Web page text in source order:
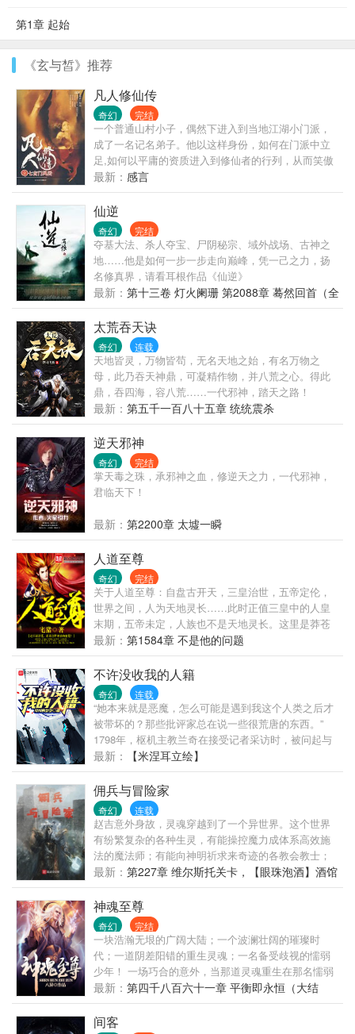
第1章 起始
《玄与皙》推荐
凡人修仙传
奇幻 完结
一个普通山村小子，偶然下进入到当地江湖小门派，
成了一名记名弟子。他以这样身份，如何在门派中立
足,如何以平庸的资质进入到修仙者的行列，从而笑傲
三界之中！
最新： 感言
仙逆
奇幻 完结
夺基大法、杀人夺宝、尸阴秘宗、域外战场、古神之
地……他是如何一步一步走向巅峰，凭一己之力，扬
名修真界，请看耳根作品《仙逆》
最新： 第十三卷 灯火阑珊 第2088章 蓦然回首（全
书完）
太荒吞天诀
奇幻 连载
天地皆灵，万物皆苟，无名天地之始，有名万物之
母，此乃吞天神鼎，可凝精作物，并八荒之心。得此
鼎，吞四海，容八荒……一代邪神，踏天之路！
最新： 第五千一百八十五章 统统震杀
逆天邪神
奇幻 完结
掌天毒之珠，承邪神之血，修逆天之力，一代邪神，
君临天下！
最新： 第2200章 太墟一瞬
人道至尊
奇幻 完结
关于人道至尊：自盘古开天，三皇治世，五帝定伦，
世界之间，人为天地灵长……此时正值三皇中的人皇
末期，五帝未定，人族也不是天地灵长。这里是莽苍
荒蛮的时代，妖神、邪神、天神，诸神林立，妖魔、
邪魔、天魔，群魔乱舞；万族并存，野蛮生长，统治
天下，而人皇已老，人族弱小，被当成祭牲和食
粮……这不是洪荒，而是狂野奔放的蛮荒！回归中国
古典神话，书写人族逆袭的蛮荒传奇，敬请阅读《人
道至尊》！
最新： 第1584章 不是他的问题
不许没收我的人籍
奇幻 连载
“她本来就是恶魔，怎么可能是遇到我这个人类之后才
被带坏的？那些批评家总在说一些很荒唐的东西。”
1798年，枢机主教兰奇在接受记者采访时，被问起与
那位流亡的魔族末裔公主的过往，以及近期魔族复苏
的迹象，他表示： “我为扞卫世界和平做出了太多努
力，我很确信，魔族在她的带领下绝无复国可能。”
…… 1802年冬天，魔族复国成功。 【请根据以上材
料，指出导致魔族复国的主要战犯是谁，并说明为什
么是兰奇。（10分）】 ——选自《帝国历史统考经典
考题集》
最新： 【米涅耳立绘】
佣兵与冒险家
奇幻 连载
赵吉意外身故，灵魂穿越到了一个异世界。这个世界
有纷繁复杂的各种生灵，有能操控魔力成体系高效施
法的魔法师；有能向神明祈求来奇迹的各教会教士；
有力战千军的高傲骑士。当然也有古怪的怪异；徘徊
在荒野中的成群怪物；掀起灾祸的诡异魔兽。还有着
同样势力广...
最新： 第227章 维尔斯托关卡，【眼珠泡酒】酒馆
的大餐
神魂至尊
奇幻 完结
一块浩瀚无垠的广阔大陆；一个波澜壮阔的璀璨时
代；一道阴差阳错的重生灵魂；一名备受歧视的懦弱
少年！ 一场巧合的意外，当那道灵魂重生在那名懦弱
少年体内时，开启了一段震古烁今的强者传说！ 从二
十一世纪穿越而来的卓文，能否在这奇诡波澜的大时
代一步步走向巅峰……
最新： 第四千八百六十一章 平衡即永恒（大结
局）
间客